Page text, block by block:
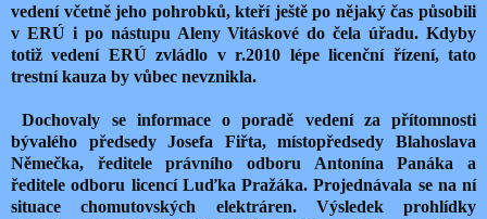
vedení včetně jeho pohrobků, kteří ještě po nějaký čas působili
v ERÚ i po nástupu Aleny Vitáskové do čela úřadu. Kdyby
totiž vedení ERÚ zvládlo v r.2010 lépe licenční řízení, tato
trestní kauza by vůbec nevznikla.
Dochovaly se informace o poradě vedení za přítomnosti
bývalého předsedy Josefa Fiřta, místopředsedy Blahoslava
Němečka, ředitele právního odboru Antonína Panáka a
ředitele odboru licencí Luďka Pražáka. Projednávala se na ní
situace chomutovských elektráren. Výsledek prohlídky